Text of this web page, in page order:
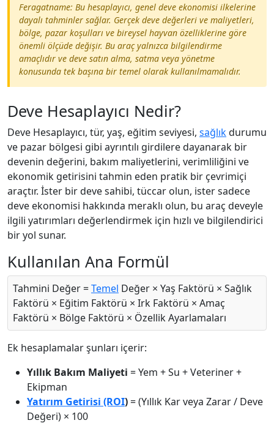
Feragatname: Bu hesaplayıcı, genel deve ekonomisi ilkelerine
dayalı tahminler sağlar. Gerçek deve değerleri ve maliyetleri,
bölge, pazar koşulları ve bireysel hayvan özelliklerine göre
önemli ölçüde değişir. Bu araç yalnızca bilgilendirme
amaçlıdır ve deve satın alma, satma veya yönetme
konusunda tek başına bir temel olarak kullanılmamalıdır.
Deve Hesaplayıcı Nedir?
Deve Hesaplayıcı, tür, yaş, eğitim seviyesi, sağlıkdurumu
ve pazar bölgesi gibi ayrıntılı girdilere dayanarak bir
devenin değerini, bakım maliyetlerini, verimliliğini ve
ekonomik getirisini tahmin eden pratik bir çevrimiçi
araçtır. İster bir deve sahibi, tüccar olun, ister sadece
deve ekonomisi hakkında meraklı olun, bu araç deveyle
ilgili yatırımları değerlendirmek için hızlı ve bilgilendirici
bir yol sunar.
Kullanılan Ana Formül
Tahmini Değer =Temel Değer × Yaş Faktörü × Sağlık
Faktörü × Eğitim Faktörü × Irk Faktörü × Amaç
Faktörü × Bölge Faktörü × Özellik Ayarlamaları
Ek hesaplamalar şunları içerir:
Yıllık Bakım Maliyeti = Yem + Su + Veteriner +
Ekipman
Yatırım Getirisi (ROI)= (Yıllık Kar veya Zarar / Deve
Değeri) × 100